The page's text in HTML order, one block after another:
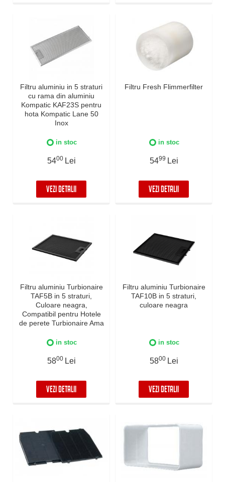
Filtru aluminiu in 5 straturi
cu rama din aluminiu
Kompatic KAF23S pentru
hota Kompatic Lane 50
Inox
in stoc
5400 Lei
VEZI DETALII
Filtru Fresh Flimmerfilter
in stoc
5499 Lei
VEZI DETALII
Filtru aluminiu Turbionaire
TAF5B in 5 straturi,
Culoare neagra,
Compatibil pentru Hotele
de perete Turbionaire Ama
90 Black
in stoc
5800 Lei
VEZI DETALII
Filtru aluminiu Turbionaire
TAF10B in 5 straturi,
culoare neagra
in stoc
5800 Lei
VEZI DETALII